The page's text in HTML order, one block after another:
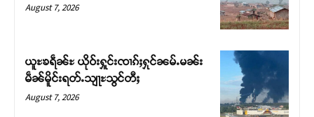
August 7, 2026
ယူႊၶရဵၼ်ႊ ယိုဝ်းႁူင်းၸၢၵ်ႈႁုင်ၼမ်ႉမၼ်း
မဵၼ်မိူင်းရတ်ႉသျႃႊသွင်တီႈ
August 7, 2026